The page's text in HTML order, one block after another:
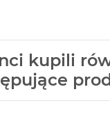
kupili